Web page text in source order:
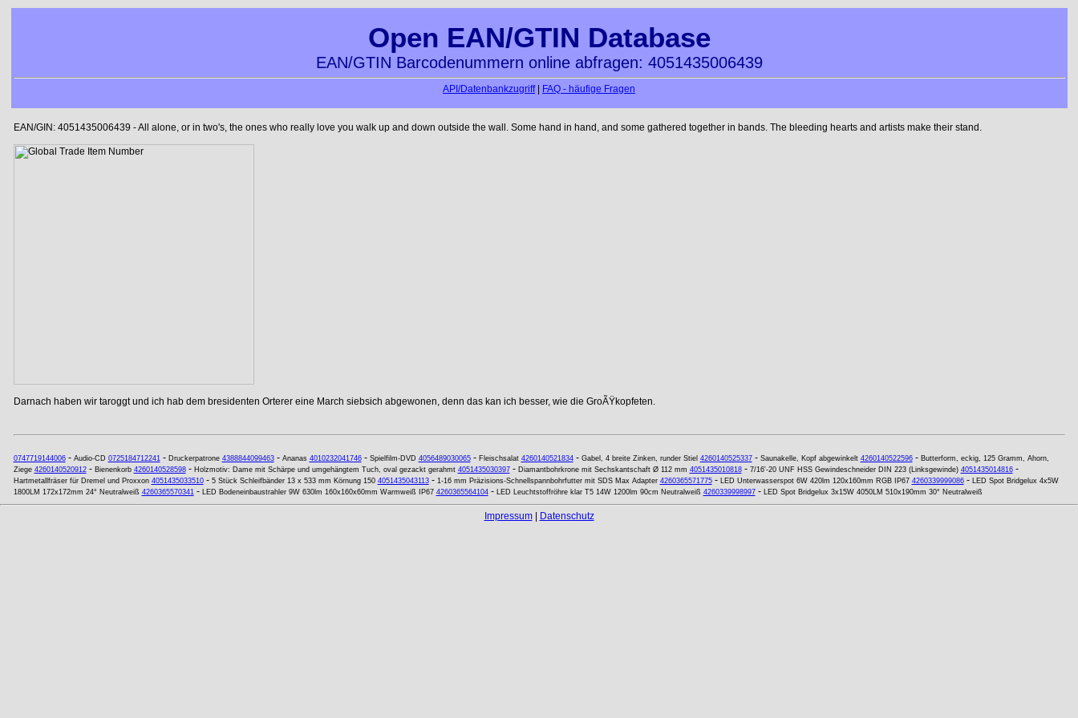
Open EAN/GTIN Database
EAN/GTIN Barcodenummern online abfragen: 4051435006439
API/Datenbankzugriff| FAQ - häufige Fragen
EAN/GIN: 4051435006439 - All alone, or in two's, the ones who really love you walk up and down outside the wall. Some hand in hand, and some gathered together in bands. The bleeding hearts and artists make their stand.
Darnach haben wir taroggt und ich hab dem bresidenten Orterer eine March siebsich abgewonen, denn das kan ich besser, wie die GroÃŸkopfeten.
0747719144006- Audio-CD 0725184712241- Druckerpatrone 4388844099463- Ananas 4010232041746- Spielfilm-DVD 4056489030065- Fleischsalat 4260140521834- Gabel, 4 breite Zinken, runder Stiel 4260140525337- Saunakelle, Kopf abgewinkelt 4260140522596- Butterform, eckig, 125 Gramm, Ahorn,
Ziege 4260140520912- Bienenkorb 4260140528598- Holzmotiv: Dame mit Schärpe und umgehängtem Tuch, oval gezackt gerahmt 4051435030397- Diamantbohrkrone mit Sechskantschaft Ø 112 mm 4051435010818- 7/16'-20 UNF HSS Gewindeschneider DIN 223 (Linksgewinde) 4051435014816-
Hartmetallfräser für Dremel und Proxxon 4051435033510- 5 Stück Schleifbänder 13 x 533 mm Körnung 150 4051435043113- 1-16 mm Präzisions-Schnellspannbohrfutter mit SDS Max Adapter 4260365571775- LED Unterwasserspot 6W 420lm 120x160mm RGB IP67 4260339999086- LED Spot Bridgelux 4x5W
1800LM 172x172mm 24° Neutralweiß 4260365570341- LED Bodeneinbaustrahler 9W 630lm 160x160x60mm Warmweiß IP67 4260365564104- LED Leuchtstoffröhre klar T5 14W 1200lm 90cm Neutralweiß 4260339998997- LED Spot Bridgelux 3x15W 4050LM 510x190mm 30° Neutralweiß
Impressum| Datenschutz